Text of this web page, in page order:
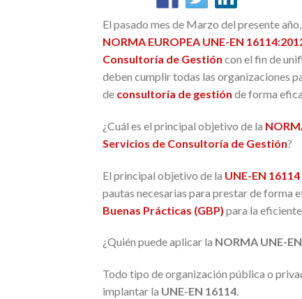
El pasado mes de Marzo del presente año,
NORMA EUROPEA UNE-EN
Consultoría de Gestión con el fin de
deben cumplir todas las organizaciones
de consultoría de gestión de forma
¿Cuál es el principal objetivo de la
Servicios de Consultoría de Gestión?
El principal objetivo de la UNE-EN 16114
pautas necesarias para prestar de forma
Buenas Prácticas (GBP) para la
¿Quién puede aplicar la NORMA UNE-
Todo tipo de organización pública o
implantar la UNE-EN 16114.